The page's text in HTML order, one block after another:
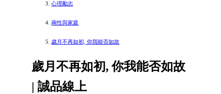
心理勵志
兩性與家庭
歲月不再如初, 你我能否如故
歲月不再如初, 你我能否如故
| 誠品線上